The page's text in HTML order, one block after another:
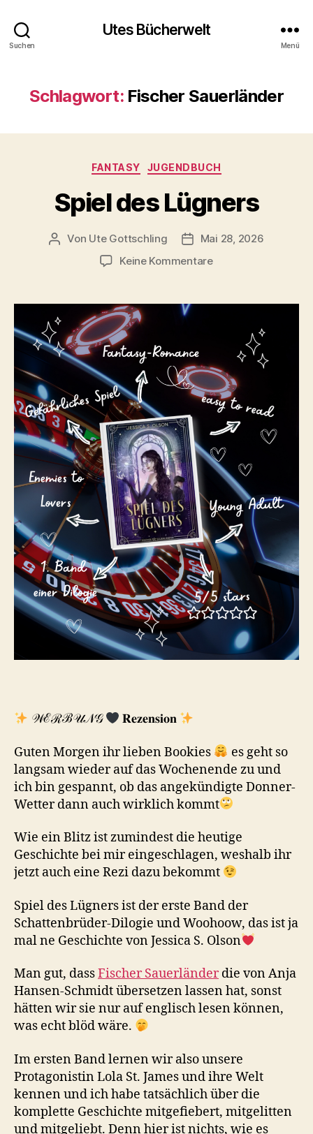
Suchen
Utes Bücherwelt
Menü
Schlagwort: Fischer Sauerländer
Kategorien
FANTASY JUGENDBUCH
Spiel des Lügners
Beitragsautor
Von Ute Gottschling Veröffentlichungsdatum
Mai 28, 2026
Keine Kommentarezu
Lügners
𝒲ℰℛℬ𝒰𝒩𝒢 𝐑𝐞𝐳𝐞𝐧𝐬𝐢𝐨𝐧
Guten Morgen ihr lieben Bookies
es geht so
langsam wieder auf das Wochenende zu und
ich bin gespannt, ob das angekündigte Donner-
Wetter dann auch wirklich kommt
Wie ein Blitz ist zumindest die heutige
Geschichte bei mir eingeschlagen, weshalb ihr
jetzt auch eine Rezi dazu bekommt
Spiel des Lügners ist der erste Band der
Schattenbrüder-Dilogie und Woohoow, das ist ja
mal ne Geschichte von Jessica S. Olson
Man gut, dassFischer Sauerländerdie von Anja
Hansen-Schmidt übersetzen lassen hat, sonst
hätten wir sie nur auf englisch lesen können,
was echt blöd wäre.
Im ersten Band lernen wir also unsere
Protagonistin Lola St. James und ihre Welt
kennen und ich habe tatsächlich über die
komplette Geschichte mitgefiebert, mitgelitten
und mitgeliebt. Denn hier ist nichts, wie es